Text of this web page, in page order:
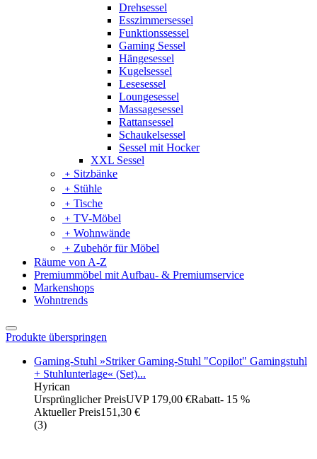
Drehsessel
Esszimmersessel
Funktionssessel
Gaming Sessel
Hängesessel
Kugelsessel
Lesesessel
Loungesessel
Massagesessel
Rattansessel
Schaukelsessel
Sessel mit Hocker
XXL Sessel
﹢ Sitzbänke
﹢ Stühle
﹢ Tische
﹢ TV-Möbel
﹢ Wohnwände
﹢ Zubehör für Möbel
Räume von A-Z
Premiummöbel mit Aufbau- & Premiumservice
Markenshops
Wohntrends
Produkte überspringen
Gaming-Stuhl »Striker Gaming-Stuhl "Copilot" Gamingstuhl
+ Stuhlunterlage« (Set)...
Hyrican
Ursprünglicher PreisUVP 179,00 €Rabatt- 15 %
Aktueller Preis151,30 €
(3)